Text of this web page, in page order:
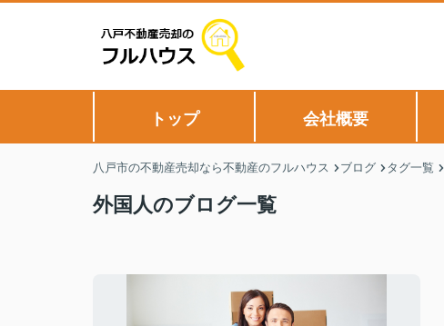
トップ 会社概要
八戸市の不動産売却なら不動産のフルハウス ブログ タグ一覧
外国人のブログ一覧